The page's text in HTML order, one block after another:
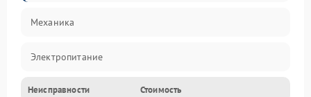
Механика
Электропитание
Нагрев
Неисправности Стоимость